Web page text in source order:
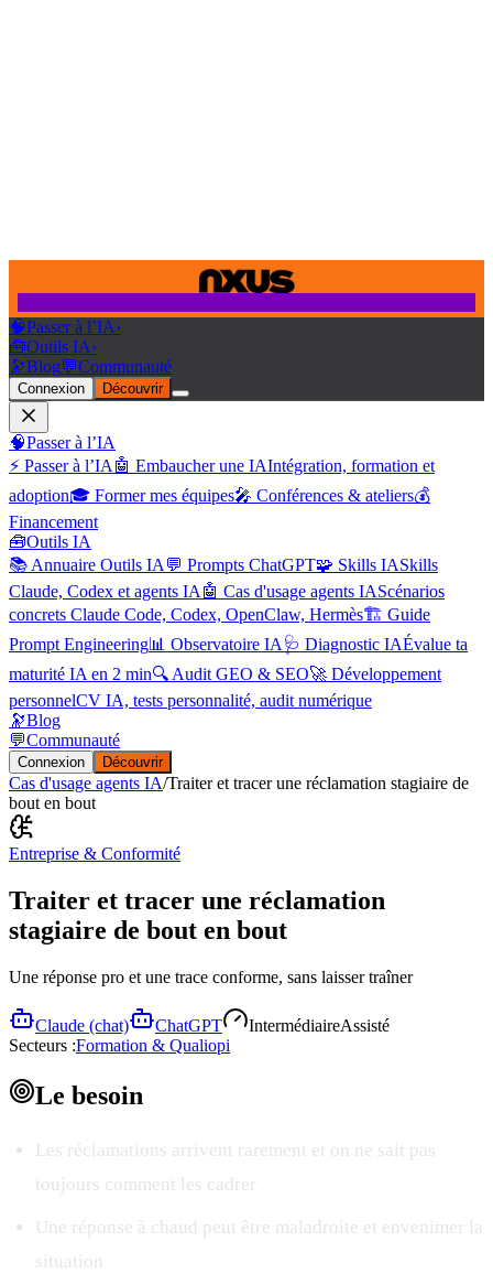
🧠Passer à l’IA›
🧰Outils IA›
🔭Blog💬Communauté
Connexion Découvrir
🧠Passer à l’IA
⚡ Passer à l’IA 🤖 Embaucher une IAIntégration, formation et
adoption🎓 Former mes équipes🎤 Conférences & ateliers💰
Financement
🧰Outils IA
📚 Annuaire Outils IA 💬 Prompts ChatGPT🧩 Skills IASkills
Claude, Codex et agents IA 🤖 Cas d'usage agents IAScénarios
concrets Claude Code, Codex, OpenClaw, Hermès🏗️ Guide
Prompt Engineering📊 Observatoire IA 🩺 Diagnostic IAÉvalue ta
maturité IA en 2 min🔍 Audit GEO & SEO🚀 Développement
personnelCV IA, tests personnalité, audit numérique
🔭Blog
💬Communauté
Connexion Découvrir
Cas d'usage agents IA/Traiter et tracer une réclamation stagiaire de
bout en bout
Entreprise & Conformité
Traiter et tracer une réclamation
stagiaire de bout en bout
Une réponse pro et une trace conforme, sans laisser traîner
Claude (chat) ChatGPT IntermédiaireAssisté
Secteurs :Formation & Qualiopi
Le besoin
Les réclamations arrivent rarement et on ne sait pas
toujours comment les cadrer
Une réponse à chaud peut être maladroite et envenimer la
situation